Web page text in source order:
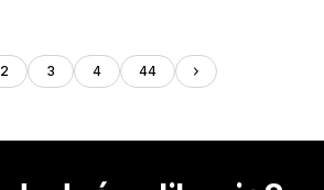
2 3 4 44